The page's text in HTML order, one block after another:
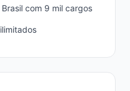
com 9 mil cargos